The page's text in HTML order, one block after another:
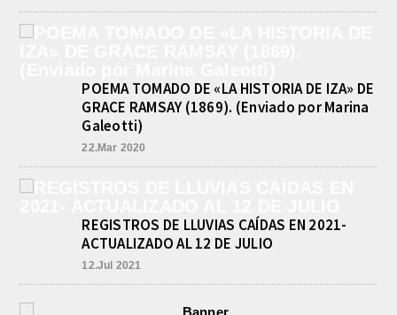
POEMA TOMADO DE «LA HISTORIA DE IZA» DE
GRACE RAMSAY (1869). (Enviado por Marina
Galeotti)
22.Mar 2020
REGISTROS DE LLUVIAS CAÍDAS EN 2021-
ACTUALIZADO AL 12 DE JULIO
12.Jul 2021